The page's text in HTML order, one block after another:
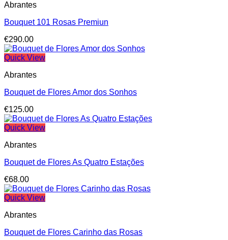
Abrantes
Bouquet 101 Rosas Premiun
€290.00
Quick View
Abrantes
Bouquet de Flores Amor dos Sonhos
€125.00
Quick View
Abrantes
Bouquet de Flores As Quatro Estações
€68.00
Quick View
Abrantes
Bouquet de Flores Carinho das Rosas